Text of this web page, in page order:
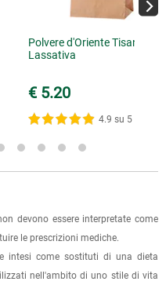
Via Iglesias 5/B a Cagliari.
della modalità di
ti verranno addebitate le
con una e-mail quando
del modulo d'ordine e
lo stato di lavorazione
anche nell'email di
Polvere d'Oriente Tisana
Lassativa
€ 5.20
4.9 su 5
devono essere interpretate come
le prescrizioni mediche.
intesi come sostituti di una dieta
nell'ambito di uno stile di vita